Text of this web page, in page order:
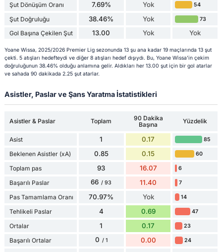
Şut Dönüşüm Oranı 7.69% Yok 54
Şut Doğruluğu 38.46% Yok 73
Gol Başına Çekilen Şut 13.00 Yok Yok
Yoane Wissa, 2025/2026 Premier Lig sezonunda 13 şu ana kadar 19 maçlarında 13 şut
çekti. 5 atışları hedefteydi ve diğer 8 atışları hedef dışıydı. Bu, Yoane Wissa'in çekim
doğruluğunun 38.46% olduğu anlamına gelir. Aldıkları her 13.00 şut için bir gol atarlar
ve sahada 90 dakikada 2.25 şut atarlar.
Asistler, Paslar ve Şans Yaratma İstatistikleri
Asistler & Paslar Toplam
90 Dakika
Başına
Yüzdelik
Asist 1 0.17 85
Beklenen Asistler (xA) 0.85 0.15 60
Toplam pas 93 16.07 6
Başarılı Paslar 66 / 93 11.40 7
Pas Tamamlama Oranı 70.97% Yok 14
Tehlikeli Paslar 4 0.69 47
Ortalar 1 0.17 23
Başarılı Ortalar 0 / 1 0.00 24